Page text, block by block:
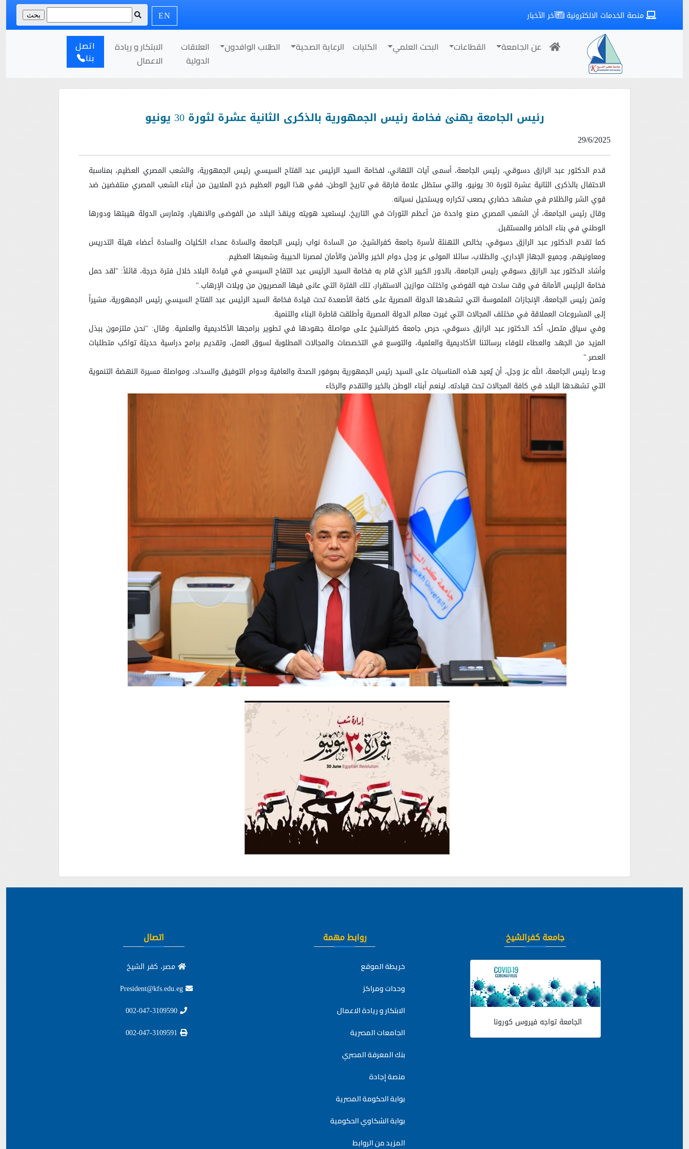
آخر الآخبار منصة الخدمات الالكترونية EN
عن الجامعة القطاعات البحث العلمي الكليات الرعاية الصحية الطلاب الوافدون
العلاقات
الدولية
الابتكار و ريادة
الاعمال
اتصل
بنا
رئيس الجامعة يهنئ فخامة رئيس الجمهورية بالذكرى الثانية عشرة لثورة 30 يونيو
29/6/2025
قدم الدكتور عبد الرازق دسوقي، رئيس الجامعة، أسمى آيات التهاني، لفخامة السيد الرئيس عبد الفتاح السيسي رئيس الجمهورية، والشعب المصري العظيم، بمناسبة
الاحتفال بالذكرى الثانية عشرة لثورة 30 يونيو، والتي ستظل علامة فارقة في تاريخ الوطن، ففي هذا اليوم العظيم خرج الملايين من أبناء الشعب المصري منتفضين ضد
قوي الشر والظلام في مشهد حضاري يصعب تكراره ويستحيل نسيانه.
وقال رئيس الجامعة، أن الشعب المصري صنع واحدة من أعظم الثورات في التاريخ، ليستعيد هويته وينقذ البلاد من الفوضى والانهيار، وتمارس الدولة هيبتها ودورها
الوطني في بناء الحاضر والمستقبل.
كما تقدم الدكتور عبد الرازق دسوقي، بخالص التهنئة لأسرة جامعة كفرالشيخ، من السادة نواب رئيس الجامعة والسادة عمداء الكليات والسادة أعضاء هيئة التدريس
ومعاونيهم، وجميع الجهاز الإداري، والطلاب، سائلا المولى عز وجل دوام الخير والأمن والأمان لمصرنا الحبيبة وشعبها العظيم.
وأشاد الدكتور عبد الرازق دسوقي رئيس الجامعة، بالدور الكبير الذي قام به فخامة السيد الرئيس عبد التفاح السيسي في قيادة البلاد خلال فترة حرجة، قائلاً: "لقد حمل
فخامة الرئيس الأمانة في وقت سادت فيه الفوضى واختلت موازين الاستقرار، تلك الفترة التي عانى فيها المصريون من ويلات الإرهاب".
وثمن رئيس الجامعة، الإنجازات الملموسة التي تشهدها الدولة المصرية على كافة الأصعدة تحت قيادة فخامة السيد الرئيس عبد الفتاح السيسي رئيس الجمهورية، مشيراً
إلى المشروعات العملاقة في مختلف المجالات التي غيرت معالم الدولة المصرية وأطلقت قاطرة البناء والتنمية.
وفي سياق متصل، أكد الدكتور عبد الرازق دسوقي، حرص جامعة كفرالشيخ على مواصلة جهودها في تطوير برامجها الأكاديمية والعلمية. وقال: "نحن ملتزمون ببذل
المزيد من الجهد والعطاء للوفاء برسالتنا الأكاديمية والعلمية، والتوسع في التخصصات والمجالات المطلوبة لسوق العمل، وتقديم برامج دراسية حديثة تواكب متطلبات
العصر".
ودعا رئيس الجامعة، الله عز وجل، أن يُعيد هذه المناسبات على السيد رئيس الجمهورية بموفور الصحة والعافية ودوام التوفيق والسداد، ومواصلة مسيرة النهضة التنموية
التي تشهدها البلاد في كافة المجالات تحت قيادته، لينعم أبناء الوطن بالخير والتقدم والرخاء
جامعة كفرالشيخ
الجامعة تواجه فيروس كورونا
روابط مهمة
خريطة الموقع
وحدات ومراكز
الابتكار و ريادة الاعمال
الجامعات المصرية
بنك المعرفة المصري
منصة إجادة
بوابة الحكومة المصرية
بوابة الشكاوي الحكومية
المزيد من الروابط
اتصال
مصر، كفر الشيخ